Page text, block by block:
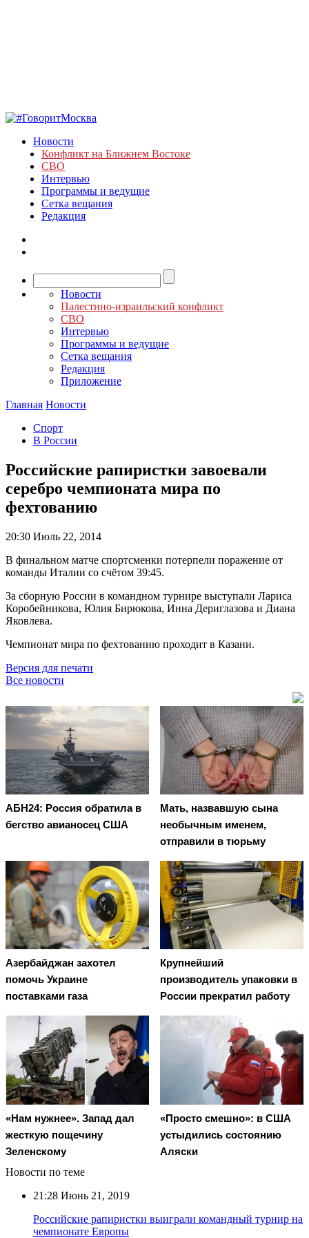
Новости
Конфликт на Ближнем Востоке
СВО
Интервью
Программы и ведущие
Сетка вещания
Редакция
Новости
Палестино-израильский конфликт
СВО
Интервью
Программы и ведущие
Сетка вещания
Редакция
Приложение
Главная Новости
Спорт
В России
Российские рапиристки завоевали
серебро чемпионата мира по
фехтованию
20:30 Июль 22, 2014
В финальном матче спортсменки потерпели поражение от
команды Италии со счётом 39:45.
За сборную России в командном турнире выступали Лариса
Коробейникова, Юлия Бирюкова, Инна Дериглазова и Диана
Яковлева.
Чемпионат мира по фехтованию проходит в Казани.
Версия для печати
Все новости
АБН24: Россия обратила в
бегство авианосец США
Мать, назвавшую сына
необычным именем,
отправили в тюрьму
Азербайджан захотел
помочь Украине
поставками газа
Крупнейший
производитель упаковки в
России прекратил работу
«Нам нужнее». Запад дал
жесткую пощечину
Зеленскому
«Просто смешно»: в США
устыдились состоянию
Аляски
Новости по теме
21:28 Июнь 21, 2019
Российские рапиристки выиграли командный турнир на
чемпионате Европы